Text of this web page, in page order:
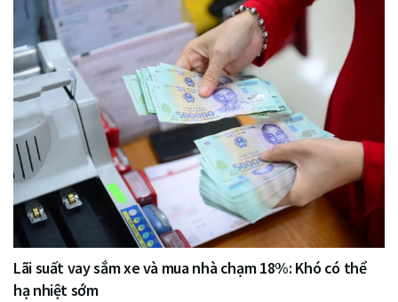
Lãi suất vay sắm xe và mua nhà chạm 18%: Khó có thể
hạ nhiệt sớm